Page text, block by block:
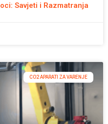
Savjeti i Razmatranja
CO2 APARATI ZA VARENJE